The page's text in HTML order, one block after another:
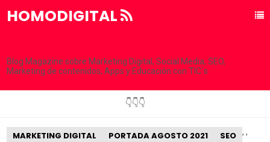
HOMODIGITAL
Blog Magazine sobre Marketing Digital, Social Media, SEO,
Marketing de contenidos, Apps y Educación con TIC´s
👇👇👇
MARKETING DIGITAL ,
PORTADA AGOSTO 2021 ,
SEO